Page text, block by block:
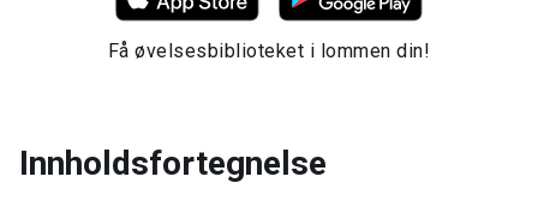
Få øvelsesbiblioteket i lommen din!
Innholdsfortegnelse